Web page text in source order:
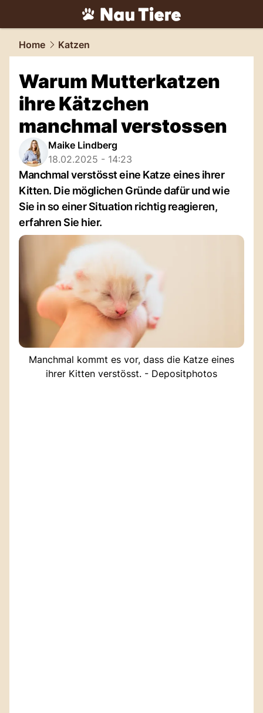
tiere.NAU.ch
Home Katzen
Warum Mutterkatzen
ihre Kätzchen
manchmal verstossen
Maike Lindberg
18.02.2025 - 14:23
Manchmal verstösst eine Katze eines ihrer
Kitten. Die möglichen Gründe dafür und wie
Sie in so einer Situation richtig reagieren,
erfahren Sie hier.
Manchmal kommt es vor, dass die Katze eines
ihrer Kitten verstösst. - Depositphotos